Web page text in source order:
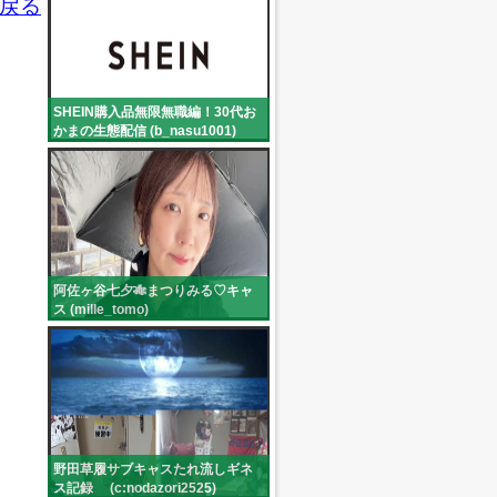
る
SHEIN購入品無限無職編！30代お
かまの生態配信 (b_nasu1001)
阿佐ヶ谷七夕🎋まつりみる♡キャ
ス (mille_tomo)
野田草履サブキャスたれ流しギネ
ス記録 (c:nodazori2525)